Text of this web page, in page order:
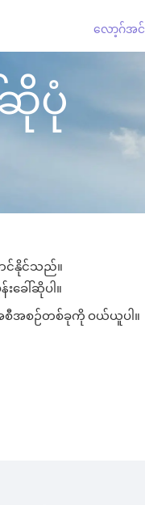
လော့ဂ်အင်
ဆိုပုံ
ာင်နိုင်သည်။
ခေါ်ဆိုပါ။
အစီအစဉ်တစ်ခုကို ဝယ်ယူပါ။